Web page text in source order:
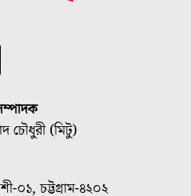
চৌধুরী (মিটু)
০১, চট্টগ্রাম-৪২০২